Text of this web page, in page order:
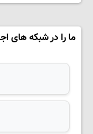
ما را در شبکه های